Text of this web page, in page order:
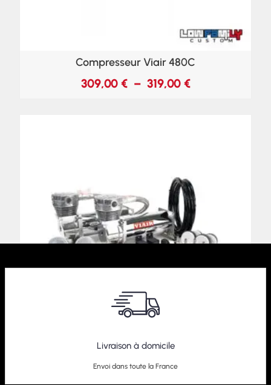
Compresseur Viair 480C
309,00 € – 319,00 €
Livraison à domicile
Envoi dans toute la France